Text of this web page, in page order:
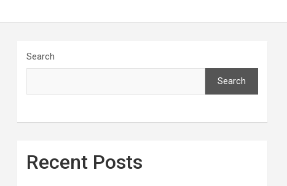
Search
Search
Recent Posts